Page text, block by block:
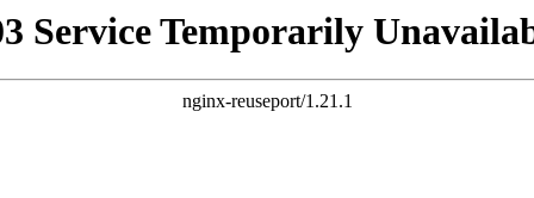
Service Temporarily
nginx-reuseport/1.21.1